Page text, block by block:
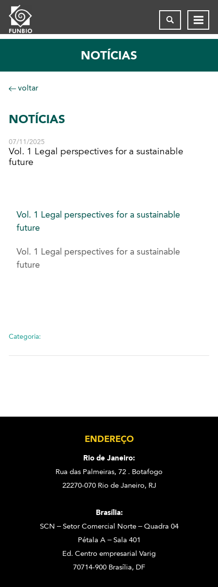
NOTÍCIAS
voltar
NOTÍCIAS
07/11/2025
Vol. 1 Legal perspectives for a sustainable
future
Vol. 1 Legal perspectives for a sustainable
future
Vol. 1 Legal perspectives for a sustainable
future
Categoria:
ENDEREÇO
Rio de Janeiro:
Rua das Palmeiras, 72 . Botafogo
22270-070 Rio de Janeiro, RJ
Brasília:
SCN – Setor Comercial Norte – Quadra 04
Pétala A – Sala 401
Ed. Centro empresarial Varig
70714-900 Brasília, DF